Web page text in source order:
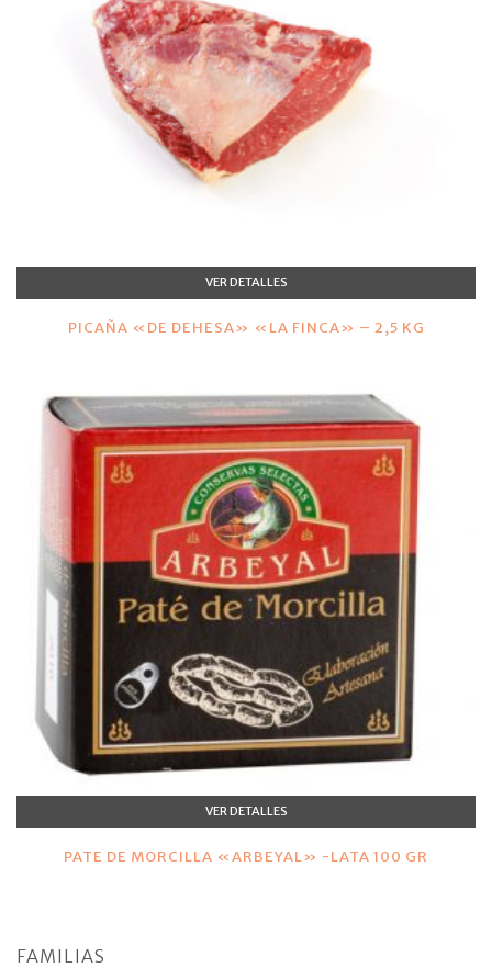
VER DETALLES
PICAÑA «DE DEHESA» «LA FINCA» – 2,5 KG
VER DETALLES
PATE DE MORCILLA «ARBEYAL» -LATA 100 GR
FAMILIAS